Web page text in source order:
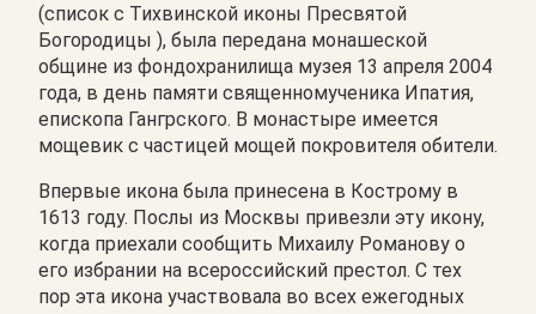
(список с Тихвинской иконы Пресвятой
Богородицы ), была передана монашеской
общине из фондохранилища музея 13 апреля 2004
года, в день памяти священномученика Ипатия,
епископа Гангрского. В монастыре имеется
мощевик с частицей мощей покровителя обители.
Впервые икона была принесена в Кострому в
1613 году. Послы из Москвы привезли эту икону,
когда приехали сообщить Михаилу Романову о
его избрании на всероссийский престол. С тех
пор эта икона участвовала во всех ежегодных